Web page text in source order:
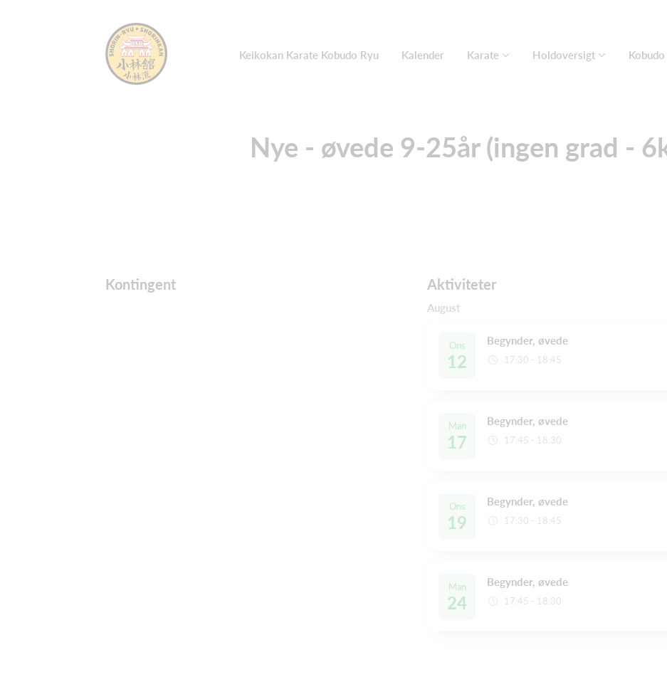
Keikokan Karate Kobudo Ryu Kalender Karate Holdoversigt Kobudo
Nye - øvede 9-25år (ingen grad -
Kontingent Aktiviteter
August
Ons
12
Begynder, øvede
17:30 - 18:45
Man
17
Begynder, øvede
17:45 - 18:30
Ons
19
Begynder, øvede
17:30 - 18:45
Man
24
Begynder, øvede
17:45 - 18:30